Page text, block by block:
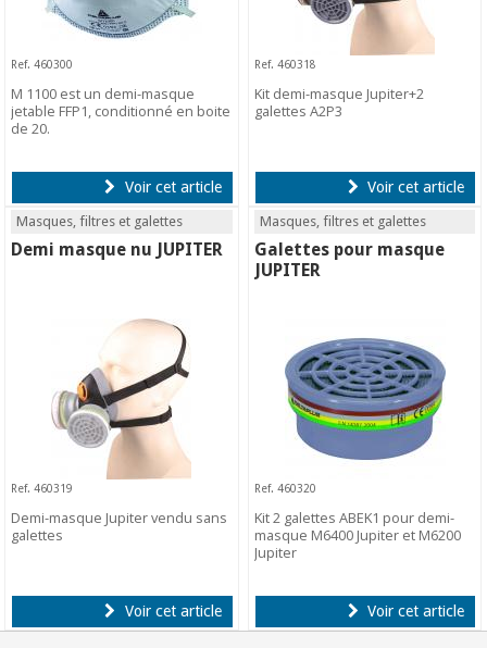
Ref. 460300
M 1100 est un demi-masque
jetable FFP1, conditionné en boite
de 20.
Voir cet article
Ref. 460318
Kit demi-masque Jupiter+2
galettes A2P3
Voir cet article
Masques, filtres et galettes
Demi masque nu JUPITER
Ref. 460319
Demi-masque Jupiter vendu sans
galettes
Voir cet article
Masques, filtres et galettes
Galettes pour masque
JUPITER
Ref. 460320
Kit 2 galettes ABEK1 pour demi-
masque M6400 Jupiter et M6200
Jupiter
Voir cet article